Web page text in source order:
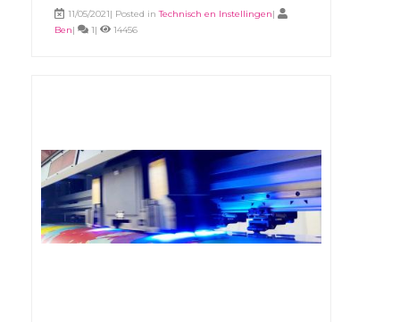
11/05/2021| Posted inTechnisch en Instellingen|
Ben| 1| 14456